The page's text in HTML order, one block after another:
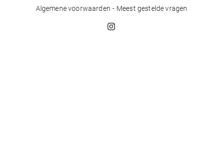
Algemene voorwaarden Meest gestelde vragen